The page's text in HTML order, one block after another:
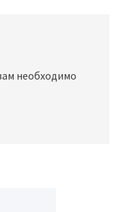
необходимо